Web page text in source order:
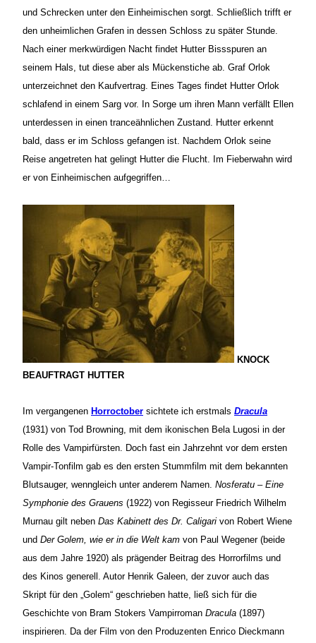
und Schrecken unter den Einheimischen sorgt. Schließlich trifft er
den unheimlichen Grafen in dessen Schloss zu später Stunde.
Nach einer merkwürdigen Nacht findet Hutter Bissspuren an
seinem Hals, tut diese aber als Mückenstiche ab. Graf Orlok
unterzeichnet den Kaufvertrag. Eines Tages findet Hutter Orlok
schlafend in einem Sarg vor. In Sorge um ihren Mann verfällt Ellen
unterdessen in einen tranceähnlichen Zustand. Hutter erkennt
bald, dass er im Schloss gefangen ist. Nachdem Orlok seine
Reise angetreten hat gelingt Hutter die Flucht. Im Fieberwahn wird
er von Einheimischen aufgegriffen…
KNOCK
BEAUFTRAGT HUTTER
Im vergangenen Horroctober sichtete ich erstmals Dracula
(1931) von Tod Browning, mit dem ikonischen Bela Lugosi in der
Rolle des Vampirfürsten. Doch fast ein Jahrzehnt vor dem ersten
Vampir-Tonfilm gab es den ersten Stummfilm mit dem bekannten
Blutsauger, wenngleich unter anderem Namen. Nosferatu – Eine
Symphonie des Grauens (1922) von Regisseur Friedrich Wilhelm
Murnau gilt neben Das Kabinett des Dr. Caligari von Robert Wiene
und Der Golem, wie er in die Welt kam von Paul Wegener (beide
aus dem Jahre 1920) als prägender Beitrag des Horrorfilms und
des Kinos generell. Autor Henrik Galeen, der zuvor auch das
Skript für den „Golem“ geschrieben hatte, ließ sich für die
Geschichte von Bram Stokers Vampirroman Dracula (1897)
inspirieren. Da der Film von den Produzenten Enrico Dieckmann